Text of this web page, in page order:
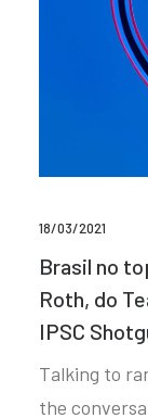
18/03/2021
Brasil no
Roth, do
IPSC
Talking to
the